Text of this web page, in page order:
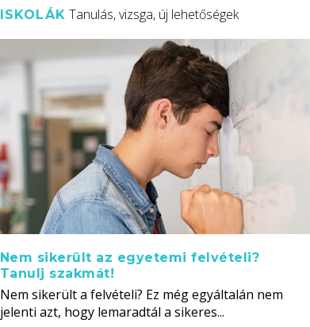
ISKOLÁK Tanulás, vizsga, új lehetőségek
Nem sikerült az egyetemi felvételi?
Tanulj szakmát!
Nem sikerült a felvételi? Ez még egyáltalán nem
jelenti azt, hogy lemaradtál a sikeres...